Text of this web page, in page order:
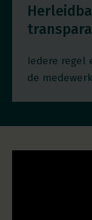
Iedere regel
de